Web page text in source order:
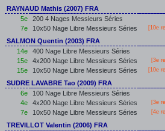
RAYNAUD Mathis (2007) FRA
5e
200 4 Nages Messieurs Séries
7e
10x50 Nage Libre Messieurs Séries [10e
SALMON Quentin (2003) FRA
14e
400 Nage Libre Messieurs Séries
15e
4x200 Nage Libre Messieurs Séries [3e
15e 10x50 Nage Libre Messieurs Séries [10e
SUDRE LAVABRE Tao (2009) FRA
6e
100 Nage Libre Messieurs Séries
4e
4x200 Nage Libre Messieurs Séries [3e
7e 10x50 Nage Libre Messieurs Séries [4e
TREVILLOT Valentin (2006) FRA